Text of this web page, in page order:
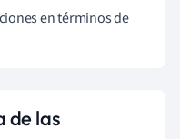
en términos de
de las